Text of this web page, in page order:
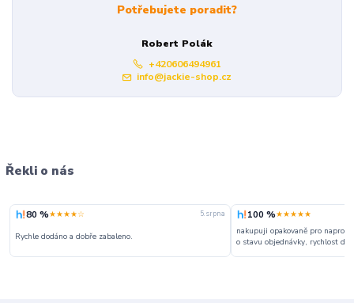
Potřebujete poradit?
Robert Polák
+420606494961
info@jackie-shop.cz
Řekli o nás
80 %★★★★☆ 5. srpna
Rychle dodáno a dobře zabaleno.
100 %★★★★★
nakupuji opakovaně pro
o stavu objednávky, rychlost